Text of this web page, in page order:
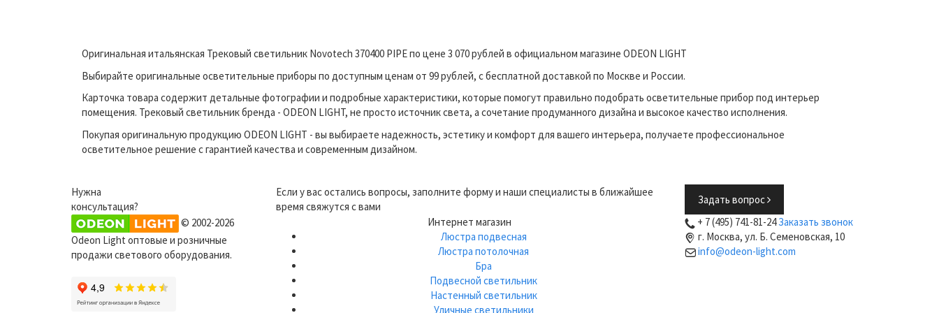
Оригинальная итальянская Трековый светильник Novotech 370400 PIPE по цене 3 070 рублей в официальном магазине ODEON LIGHT
Выбирайте оригинальные осветительные приборы по доступным ценам от 99 рублей, с бесплатной доставкой по Москве и России.
Карточка товара содержит детальные фотографии и подробные характеристики, которые помогут правильно подобрать осветительные прибор под интерьер
помещения. Трековый светильник бренда - ODEON LIGHT, не просто источник света, а сочетание продуманного дизайна и высокое качество исполнения.
Покупая оригинальную продукцию ODEON LIGHT - вы выбираете надежность, эстетику и комфорт для вашего интерьера, получаете профессиональное
осветительное решение с гарантией качества и современным дизайном.
Нужна
консультация?
Если у вас остались вопросы, заполните форму и наши специалисты в ближайшее
время свяжутся с вами
Задать вопрос
© 2002-2026
Odeon Light оптовые и розничные
продажи светового оборудования.
Интернет магазин
Люстра подвесная
Люстра потолочная
Бра
Подвесной светильник
Настенный светильник
Уличные светильники
+ 7 (495) 741-81-24Заказать звонок
г. Москва, ул. Б. Семеновская, 10
info@odeon-light.com